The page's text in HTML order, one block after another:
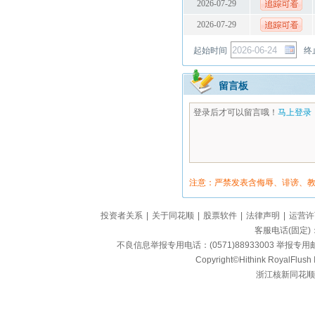
2026-07-29
2026-07-29
起始时间 终
留言板
登录后才可以留言哦！ 马上登录
注意：严禁发表含侮辱、诽谤、
投资者关系 关于同花顺 股票软件 法律声明
运营
客服电话(固定
不良信息举报专用电话：(0571)88933003 举报专
Copyright©Hithink RoyalFlush
浙江核新同花